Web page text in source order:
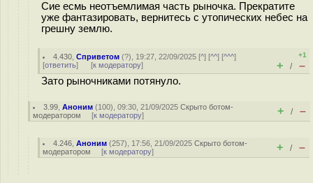
Сие есмь неотъемлимая часть рыночка. Прекратите
уже фантазировать, вернитесь с утопических небес на
грешну землю.
4.430 ,Сприветом (?), 19:27, 22/09/2025 [^] [^^] [^^^]
[ответить] [к модератору]
+1
+ / –
Зато рыночниками потянуло.
3.99 ,Аноним (100), 09:30, 21/09/2025Скрыто ботом-
модератором [к модератору] + / –
4.246 ,Аноним (257), 17:56, 21/09/2025Скрыто ботом-
модератором [к модератору] + / –